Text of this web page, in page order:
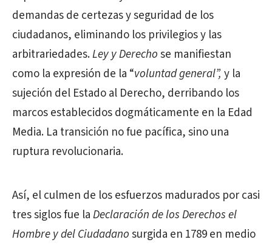
demandas de certezas y seguridad de los
ciudadanos, eliminando los privilegios y las
arbitrariedades.Ley y Derechose manifiestan
como la expresión de la “voluntad general”, y la
sujeción del Estado al Derecho, derribando los
marcos establecidos dogmáticamente en la Edad
Media. La transición no fue pacífica, sino una
ruptura revolucionaria.
Así, el culmen de los esfuerzos madurados por casi
tres siglos fue laDeclaración de los Derechos el
Hombre y del Ciudadanosurgida en 1789 en medio